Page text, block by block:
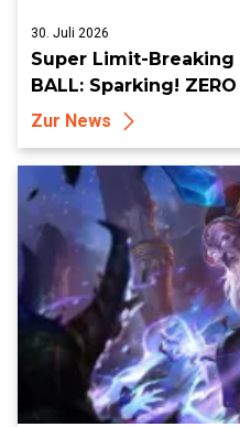
30. Juli 2026
Super Limit-Breaking
BALL: Sparking!
Zur News